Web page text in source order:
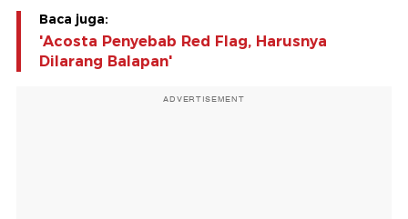
Baca juga:
'Acosta Penyebab Red Flag, Harusnya
Dilarang Balapan'
ADVERTISEMENT